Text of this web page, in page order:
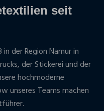
seit
der Region Namur in
der Stickerei und der
hochmoderne
unseres Teams machen